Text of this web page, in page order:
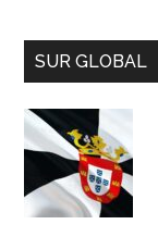
SUR GLOBAL